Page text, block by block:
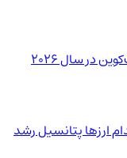
در سال 2026
ارزها پتانسیل رشد